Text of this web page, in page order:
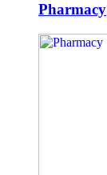
Pharmacy